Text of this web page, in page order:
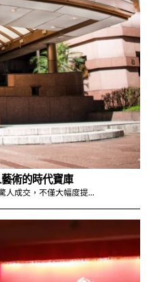
術的時代寶庫
人成交，不僅大幅度提…